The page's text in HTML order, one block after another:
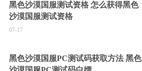
黑色沙漠国服测试资格 怎么获得黑色
沙漠国服测试资格
07-17
黑色沙漠国服PC测试码获取方法 黑色